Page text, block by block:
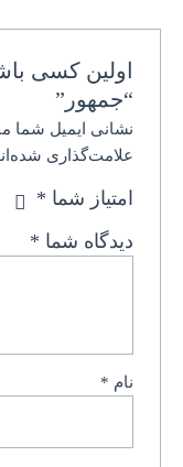
اولین کسی
“جمهور”
نشانی ایمیل شما
علامت‌گذاری
امتیاز شما *
دیدگاه شما *
نام *